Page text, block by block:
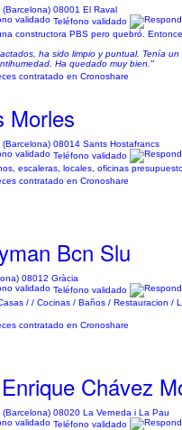
(Barcelona) 08001 El Raval
Teléfono validado
constructora PBS pero quebró.
ha sido limpio y puntual. Tenía
Ha quedado muy bien."
contratado en Cronoshare
Morles
(Barcelona) 08014 Sants Hostafrancs
Teléfono validado
escaleras, locales, oficinas
contratado en Cronoshare
Bcn Slu
08012 Gràcia
Teléfono validado
/ / Cocinas / Baños / Restauracion /
contratado en Cronoshare
Chávez
(Barcelona) 08020 La Verneda i La Pau
Teléfono validado